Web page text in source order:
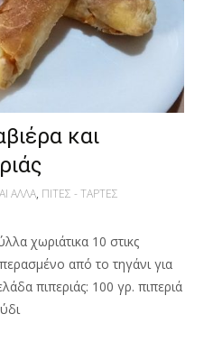
και
ΑΛΛΑ, ΠΙΤΕΣ - ΤΑΡΤΕΣ
χωριάτικα 10 στικς
από το τηγάνι για
πιπεριάς: 100 γρ. πιπεριά